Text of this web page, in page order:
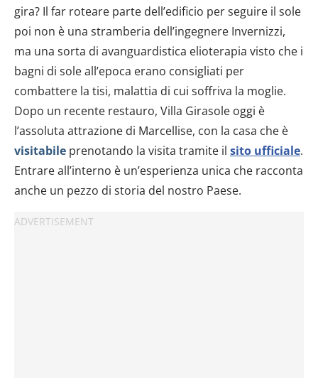
gira? Il far roteare parte dell’edificio per seguire il sole
poi non è una stramberia dell’ingegnere Invernizzi,
ma una sorta di avanguardistica elioterapia visto che i
bagni di sole all’epoca erano consigliati per
combattere la tisi, malattia di cui soffriva la moglie.
Dopo un recente restauro, Villa Girasole oggi è
l’assoluta attrazione di Marcellise, con la casa che è
visitabile prenotando la visita tramite il sito ufficiale.
Entrare all’interno è un’esperienza unica che racconta
anche un pezzo di storia del nostro Paese.